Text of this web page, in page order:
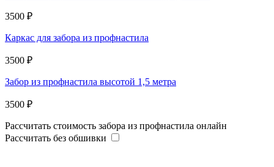
3500 ₽
Каркас для забора из профнастила
3500 ₽
Забор из профнастила высотой 1,5 метра
3500 ₽
Рассчитать стоимость забора из профнастила онлайн
Рассчитать без обшивки